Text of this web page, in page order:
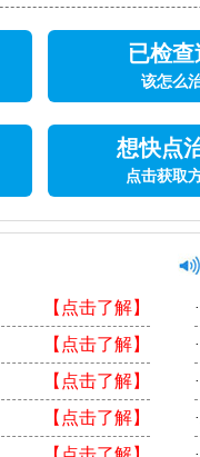
已检查
该怎么
想快点
点击获取
【点击了解】
【点击了解】
【点击了解】
【点击了解】